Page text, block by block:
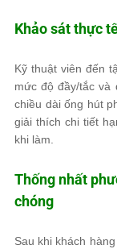
Khảo sát thực
Kỹ thuật viên đến
mức độ đầy/tắc và
chiều dài ống hút
giải thích chi tiết
khi làm.
Thống nhất
chóng
Sau khi khách